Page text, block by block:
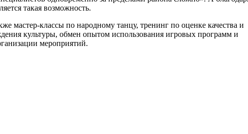
такая возможность.
мастер-классы по народному танцу, тренинг по оценке качества и
культуры, обмен опытом использования игровых программ и
мероприятий.